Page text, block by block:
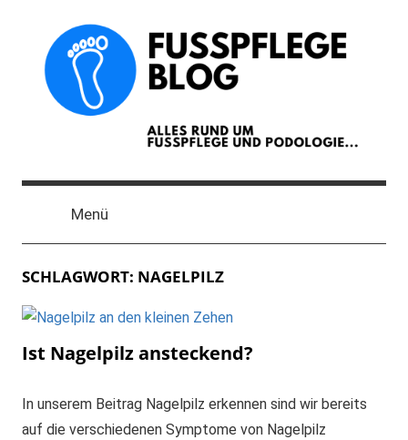
springen
und
Menü
SCHLAGWORT: NAGELPILZ
Ist Nagelpilz ansteckend?
In unserem Beitrag Nagelpilz erkennen sind wir bereits
auf die verschiedenen Symptome von Nagelpilz